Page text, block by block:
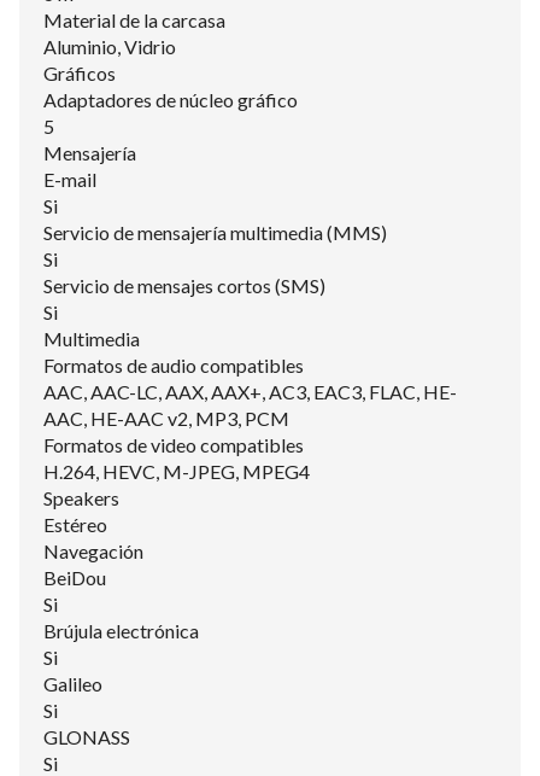
Material de la carcasa
Aluminio, Vidrio
Gráficos
Adaptadores de núcleo gráfico
5
Mensajería
E-mail
Si
Servicio de mensajería multimedia (MMS)
Si
Servicio de mensajes cortos (SMS)
Si
Multimedia
Formatos de audio compatibles
AAC, AAC-LC, AAX, AAX+, AC3, EAC3, FLAC, HE-
AAC, HE-AAC v2, MP3, PCM
Formatos de video compatibles
H.264, HEVC, M-JPEG, MPEG4
Speakers
Estéreo
Navegación
BeiDou
Si
Brújula electrónica
Si
Galileo
Si
GLONASS
Si